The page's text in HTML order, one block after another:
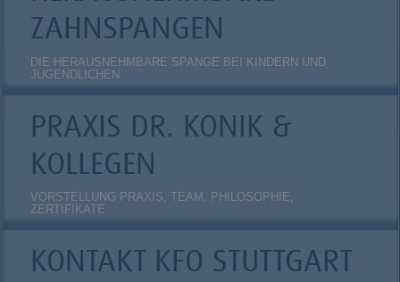
ZAHNSPANGEN
DIE HERAUSNEHMBARE SPANGE BEI KINDERN UND
JUGENDLICHEN
PRAXIS DR. KONIK &
KOLLEGEN
VORSTELLUNG PRAXIS, TEAM, PHILOSOPHIE,
ZERTIFIKATE
KONTAKT KFO STUTTGART